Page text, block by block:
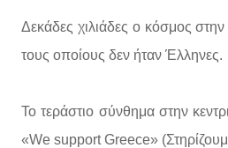
Δεκάδες χιλιάδες ο κόσμος
τους οποίους δεν ήταν Έλληνες.
Το τεράστιο σύνθημα στην
«We support Greece»